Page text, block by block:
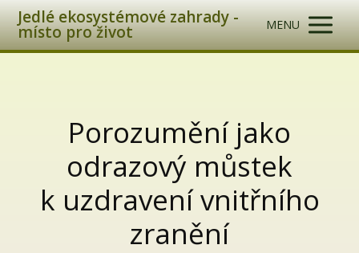
Jedlé ekosystémové zahrady -
místo pro život MENU
Porozumění jako
odrazový můstek
k uzdravení vnitřního
zranění